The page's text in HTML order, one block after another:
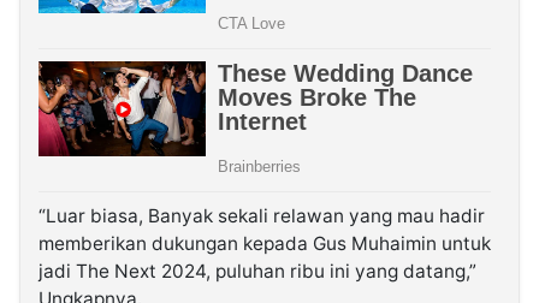
“Luar biasa, Banyak sekali relawan yang mau hadir
memberikan dukungan kepada Gus Muhaimin untuk
jadi The Next 2024, puluhan ribu ini yang datang,”